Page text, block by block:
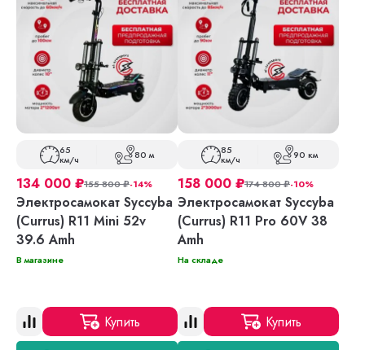
65
км/ч 80 м
134 000 ₽155 800₽-14%
Электросамокат Syccyba
(Currus) R11 Mini 52v
39.6 Amh
В магазине
Купить
85
км/ч 90 км
158 000 ₽174 800₽-10%
Электросамокат Syccyba
(Currus) R11 Pro 60V 38
Amh
На складе
Купить